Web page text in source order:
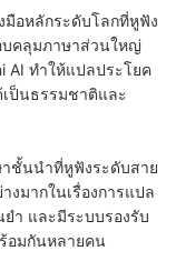
มือหลักระดับโลกที่หูฟัง
คลุมภาษาส่วนใหญ่
AI ทำให้แปลประโยค
ป็นธรรมชาติและ
ชั้นนำที่หูฟังระดับสาย
งมากในเรื่องการแปล
ำ และมีระบบรองรับ
อมกันหลายคน